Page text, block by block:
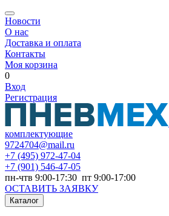
Новости
О нас
Доставка и оплата
Контакты
Моя корзина
0
Вход
Регистрация
комплектующие
9724704@mail.ru
+7 (495) 972-47-04
+7 (901) 546-47-05
пн-чтв 9:00-17:30 пт 9:00-17:00
ОСТАВИТЬ ЗАЯВКУ
Каталог